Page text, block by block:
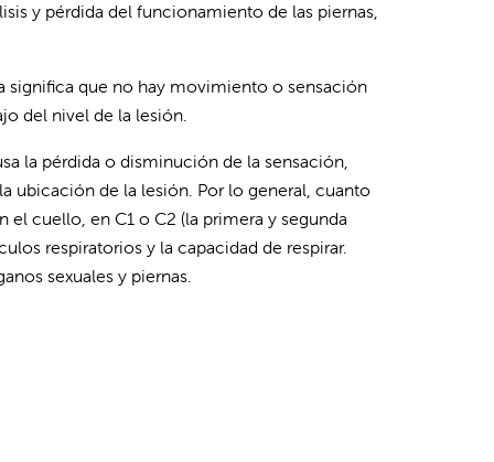
y pérdida del funcionamiento de las piernas,
significa que no hay movimiento o sensación
del nivel de la lesión.
la pérdida o disminución de la sensación,
ubicación de la lesión. Por lo general, cuanto
cuello, en C1 o C2 (la primera y segunda
respiratorios y la capacidad de respirar.
sexuales y piernas.